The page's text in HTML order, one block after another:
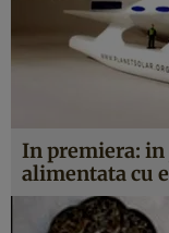
In premiera:
alimentata cu